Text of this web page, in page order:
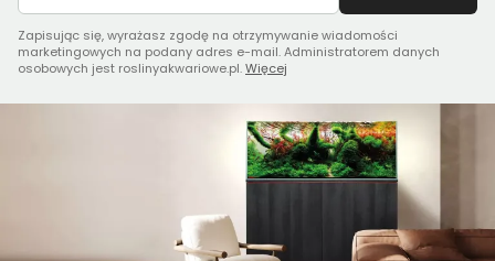
Zapisując się, wyrażasz zgodę na otrzymywanie wiadomości
marketingowych na podany adres e-mail. Administratorem danych
osobowych jest roslinyakwariowe.pl.Więcej